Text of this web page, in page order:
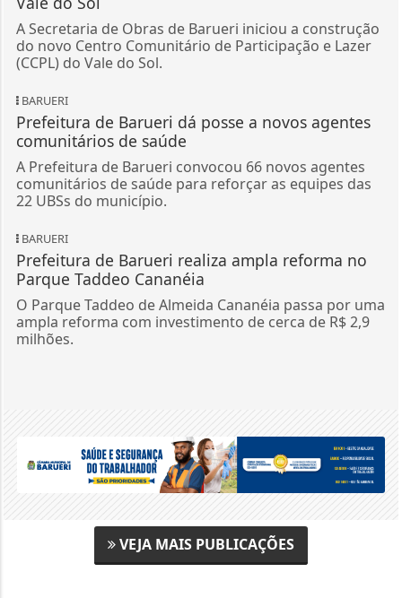
A Secretaria de Obras de Barueri iniciou a construção
do novo Centro Comunitário de Participação e Lazer
(CCPL) do Vale do Sol.
BARUERI
Prefeitura de Barueri dá posse a novos agentes
comunitários de saúde
A Prefeitura de Barueri convocou 66 novos agentes
comunitários de saúde para reforçar as equipes das
22 UBSs do município.
BARUERI
Prefeitura de Barueri realiza ampla reforma no
Parque Taddeo Cananéia
O Parque Taddeo de Almeida Cananéia passa por uma
ampla reforma com investimento de cerca de R$ 2,9
milhões.
VEJA MAIS PUBLICAÇÕES